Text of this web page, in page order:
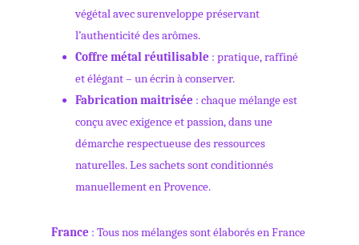
végétal avec surenveloppe préservant
l’authenticité des arômes.
Coffre métal réutilisable : pratique, raffiné
et élégant – un écrin à conserver.
Fabrication maitrisée : chaque mélange est
conçu avec exigence et passion, dans une
démarche respectueuse des ressources
naturelles. Les sachets sont conditionnés
manuellement en Provence.
France : Tous nos mélanges sont élaborés en France